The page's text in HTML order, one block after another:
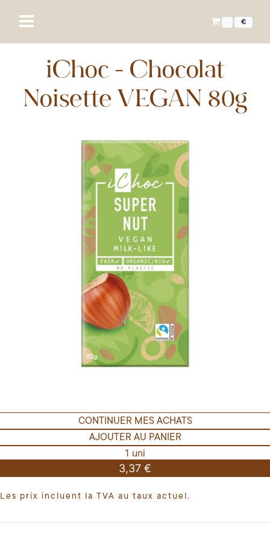
€
iChoc - Chocolat
Noisette VEGAN 80g
CONTINUER MES ACHATS
AJOUTER AU PANIER
1 uni
3,37 €
Les prix incluent la TVA au taux actuel.